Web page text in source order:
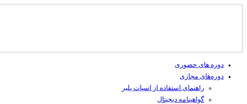
دوره های حضوری
دوره‌های مجازی
راهنمای استفاده از اسپات پلیر
گواهینامه دیجیتال